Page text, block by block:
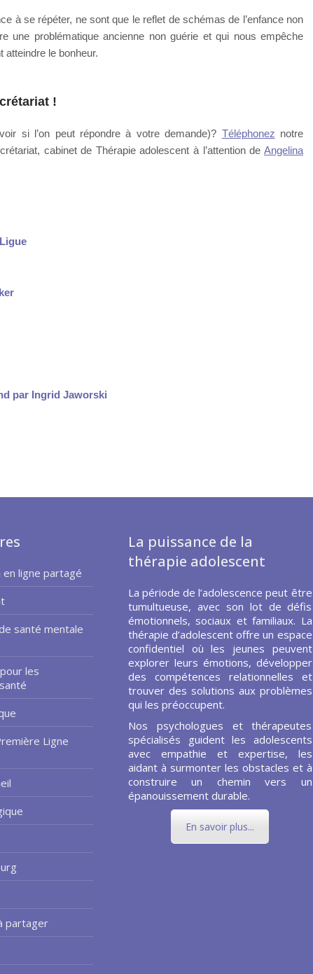
à se répéter, ne sont que le reflet de schémas de l’enfance non
une problématique ancienne non guérie et qui nous empêche
atteindre le bonheur.
!
si l’on peut répondre à votre demande)? Téléphonez notre
cabinet de Thérapie adolescent à l’attention deAngelina
par Ingrid Jaworski
en ligne partagé
santé mentale
les
Ligne
partager
La puissance de la
thérapie adolescent
La période de l’adolescence peut être
tumultueuse, avec son lot de défis
émotionnels, sociaux et familiaux. La
thérapie d’adolescent offre un espace
confidentiel où les jeunes peuvent
explorer leurs émotions, développer
des compétences relationnelles et
trouver des solutions aux problèmes
qui les préoccupent.
Nos psychologues et thérapeutes
spécialisés guident les adolescents
avec empathie et expertise, les
aidant à surmonter les obstacles et à
construire un chemin vers un
épanouissement durable.
En savoir plus...